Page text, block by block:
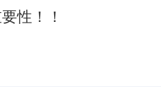
性！！